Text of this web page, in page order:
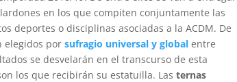
en los que compiten conjuntamente las
deportes o disciplinas asociadas a la ACDM. De
elegidos porsufragio universal y global entre
se desvelarán en el transcurso de esta
los que recibirán su estatuilla. Lasternas